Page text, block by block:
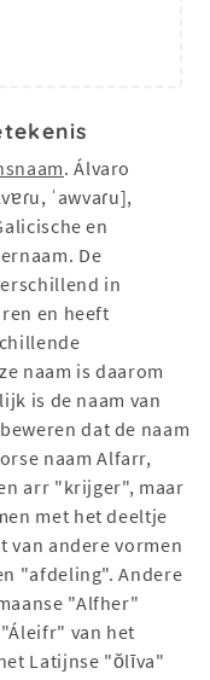
. Álvaro
ˈawvaɾu],
en
De
in
en heeft
naam is daarom
is de naam van
dat de naam
naam Alfarr,
arr "krijger", maar
met het deeltje
andere vormen
"afdeling". Andere
"Alfher"
van het
Latijnse "ŏlīva"